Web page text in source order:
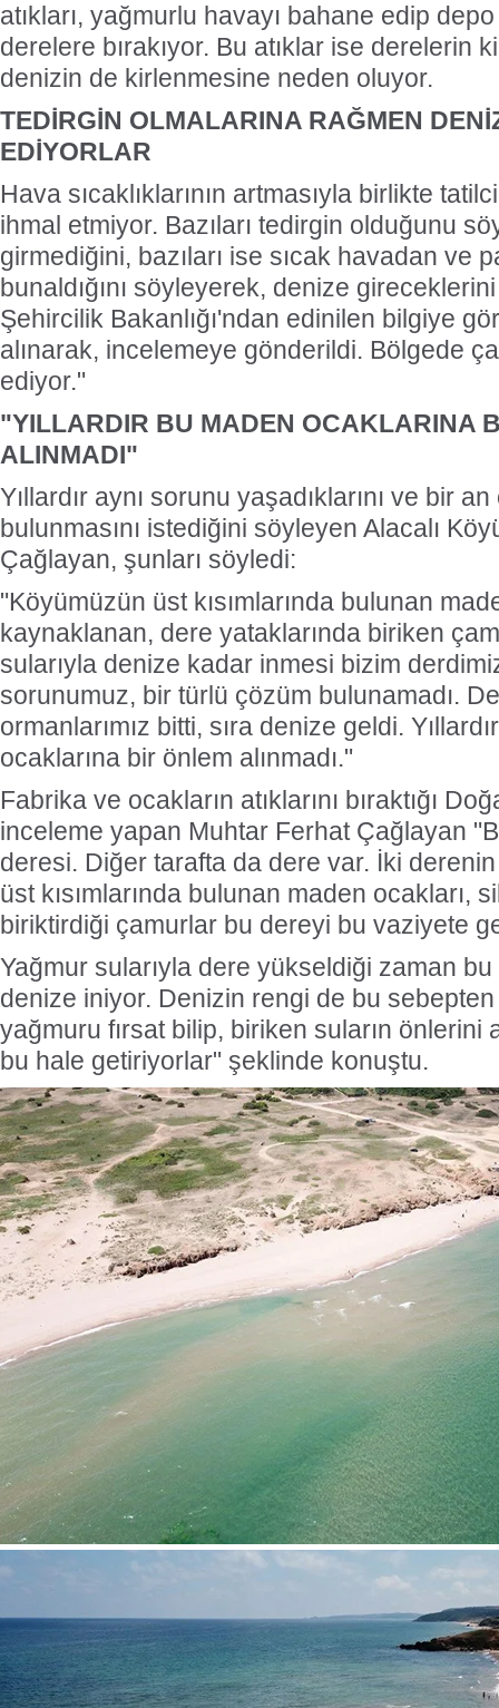
atıkları, yağmurlu havayı bahane edip
derelere bırakıyor. Bu atıklar ise derelerin
denizin de kirlenmesine neden oluyor.
TEDİRGİN OLMALARINA RAĞMEN
EDİYORLAR
Hava sıcaklıklarının artmasıyla birlikte
ihmal etmiyor. Bazıları tedirgin olduğunu
girmediğini, bazıları ise sıcak havadan ve
bunaldığını söyleyerek, denize
Şehircilik Bakanlığı'ndan edinilen bilgiye
alınarak, incelemeye gönderildi. Bölgede
ediyor."
"YILLARDIR BU MADEN OCAKLARINA
ALINMADI"
Yıllardır aynı sorunu yaşadıklarını ve bir
bulunmasını istediğini söyleyen Alacalı
Çağlayan, şunları söyledi:
"Köyümüzün üst kısımlarında bulunan
kaynaklanan, dere yataklarında biriken
sularıyla denize kadar inmesi bizim
sorunumuz, bir türlü çözüm bulunamadı.
ormanlarımız bitti, sıra denize geldi.
ocaklarına bir önlem alınmadı."
Fabrika ve ocakların atıklarını bıraktığı
inceleme yapan Muhtar Ferhat Çağlayan
deresi. Diğer tarafta da dere var. İki derenin
üst kısımlarında bulunan maden ocakları,
biriktirdiği çamurlar bu dereyi bu vaziyete
Yağmur sularıyla dere yükseldiği zaman
denize iniyor. Denizin rengi de bu
yağmuru fırsat bilip, biriken suların önlerini
bu hale getiriyorlar" şeklinde konuştu.